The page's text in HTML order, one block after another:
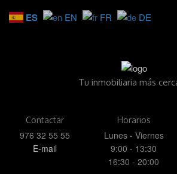
Tu inmobiliaria más
Contactar
976 32 55 55
E-mail
Horarios
Lunes - Viernes
9:00 - 13:30
16:30 - 20:00
ES EN FR DE